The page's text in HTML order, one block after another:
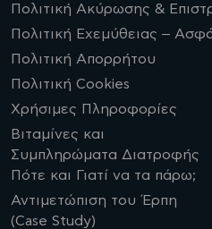
Πολιτική Ακύρωσης &
Πολιτική Εχεμύθειας –
Πολιτική Απορρήτου
Πολιτική Cookies
Χρήσιμες Πληροφορίες
Βιταμίνες και
Συμπληρώματα Διατροφής
Πότε και Γιατί να τα πάρω;
Αντιμετώπιση του Έρπη
(Case Study)